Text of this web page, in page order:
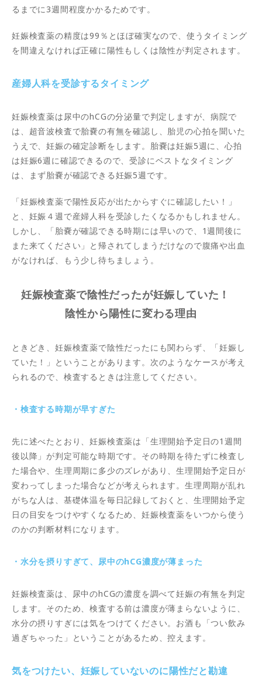
るまでに3週間程度かかるためです。
妊娠検査薬の精度は99％とほぼ確実なので、使うタイミング
を間違えなければ正確に陽性もしくは陰性が判定されます。
産婦人科を受診するタイミング
妊娠検査薬は尿中のhCGの分泌量で判定しますが、病院で
は、超音波検査で胎嚢の有無を確認し、胎児の心拍を聞いた
うえで、妊娠の確定診断をします。胎嚢は妊娠5週に、心拍
は妊娠6週に確認できるので、受診にベストなタイミング
は、まず胎嚢が確認できる妊娠5週です。
「妊娠検査薬で陽性反応が出たからすぐに確認したい！」
と、妊娠４週で産婦人科を受診したくなるかもしれません。
しかし、「胎嚢が確認できる時期には早いので、1週間後に
また来てください」と帰されてしまうだけなので腹痛や出血
がなければ、もう少し待ちましょう。
妊娠検査薬で陰性だったが妊娠していた！
陰性から陽性に変わる理由
ときどき、妊娠検査薬で陰性だったにも関わらず、「妊娠し
ていた！」ということがあります。次のようなケースが考え
られるので、検査するときは注意してください。
・検査する時期が早すぎた
先に述べたとおり、妊娠検査薬は「生理開始予定日の1週間
後以降」が判定可能な時期です。その時期を待たずに検査し
た場合や、生理周期に多少のズレがあり、生理開始予定日が
変わってしまった場合などが考えられます。生理周期が乱れ
がちな人は、基礎体温を毎日記録しておくと、生理開始予定
日の目安をつけやすくなるため、妊娠検査薬をいつから使う
のかの判断材料になります。
・水分を摂りすぎて、尿中のhCG濃度が薄まった
妊娠検査薬は、尿中のhCGの濃度を調べて妊娠の有無を判定
します。そのため、検査する前は濃度が薄まらないように、
水分の摂りすぎには気をつけてください。お酒も「つい飲み
過ぎちゃった」ということがあるため、控えます。
気をつけたい、妊娠していないのに陽性だと勘違